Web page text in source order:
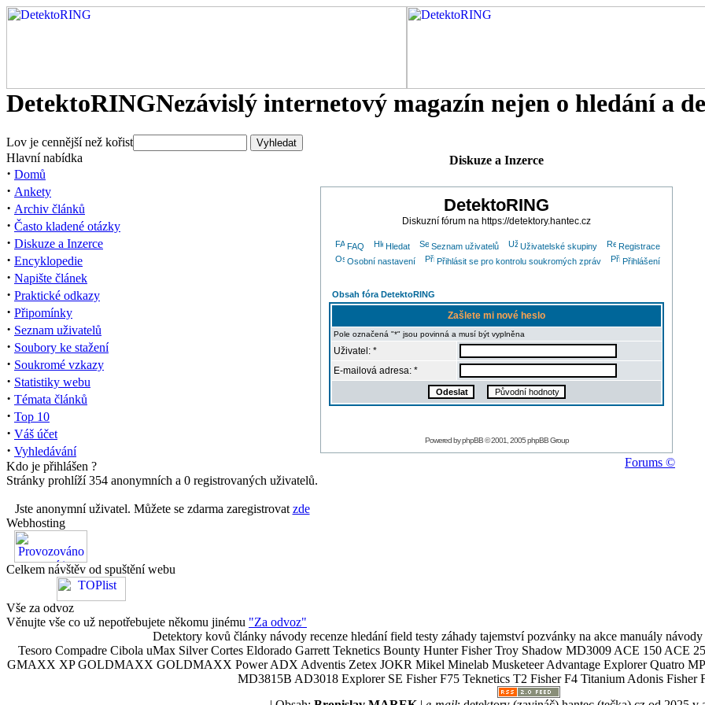
DetektoRINGNezávislý internetový magazín nejen o hledání a
Lov je cennější než kořist
Hlavní nabídka
· Domů
· Ankety
· Archiv článků
· Často kladené otázky
· Diskuze a Inzerce
· Encyklopedie
· Napište článek
· Praktické odkazy
· Připomínky
· Seznam uživatelů
· Soubory ke stažení
· Soukromé vzkazy
· Statistiky webu
· Témata článků
· Top 10
· Váš účet
· Vyhledávání
Kdo je přihlášen ?
Stránky prohlíží 354 anonymních a 0 registrovaných uživatelů.
Jste anonymní uživatel. Můžete se zdarma zaregistrovat zde
Webhosting
Celkem návštěv od spuštění webu
Vše za odvoz
Věnujte vše co už nepotřebujete někomu jinému "Za odvoz"
Diskuze a Inzerce
DetektoRING
Diskuzní fórum na https://detektory.hantec.cz
FAQ Hledat Seznam uživatelů Uživatelské skupiny
Registrace
Osobní nastavení
Přihlásit se pro kontrolu soukromých zpráv Přihlášení
Obsah fóra DetektoRING
Zašlete mi nové heslo
Pole označená "*" jsou povinná a musí být vyplněna
Uživatel: *
E-mailová adresa: *
Powered byphpBB© 2001, 2005 phpBB Group
Forums ©
Detektory kovů články návody recenze hledání field testy záhady tajemství pozvánky na akce manuály
Tesoro Compadre Cibola uMax Silver Cortes Eldorado Garrett Teknetics Bounty Hunter Fisher Troy Shadow MD3009 ACE 150 ACE
GMAXX XP GOLDMAXX GOLDMAXX Power ADX Adventis Zetex JOKR Mikel Minelab Musketeer Advantage Explorer Quatro
MD3815B AD3018 Explorer SE Fisher F75 Teknetics T2 Fisher F4 Titanium Adonis Fisher